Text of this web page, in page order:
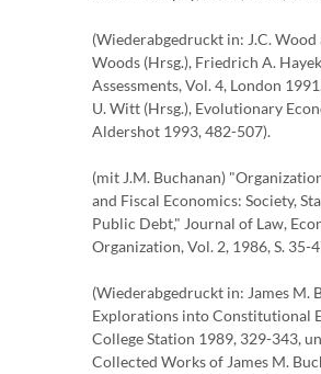
(Wiederabgedruckt in: J.C. Wood
Woods (Hrsg.), Friedrich A.
Assessments, Vol. 4, London
U. Witt (Hrsg.), Evolutionary
Aldershot 1993, 482-507).
(mit J.M. Buchanan)
and Fiscal Economics: Society,
Public Debt," Journal of Law,
Organization, Vol. 2, 1986, S. 35-
(Wiederabgedruckt in: James M.
Explorations into Constitutional
College Station 1989, 329-343,
Collected Works of James M.